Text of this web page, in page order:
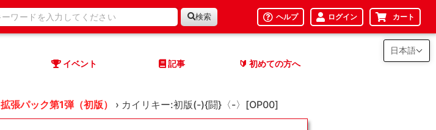
検索 ヘルプ ログイン カート
イベント 記事 🔰 初めての方へ
拡張パック第1弾（初版） › カイリキー:初版(-){闘}〈-〉[OP00]
日本語